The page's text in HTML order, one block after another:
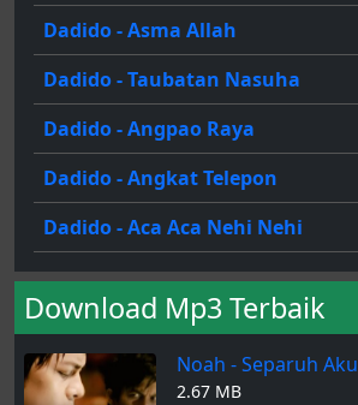
Dadido - Asma Allah
Dadido - Taubatan Nasuha
Dadido - Angpao Raya
Dadido - Angkat Telepon
Dadido - Aca Aca Nehi Nehi
Download Mp3 Terbaik
Noah - Separuh Aku
2.67 MB